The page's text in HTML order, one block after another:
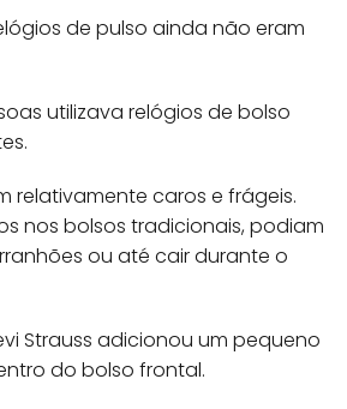
de pulso ainda não eram
utilizava relógios de bolso
relativamente caros e frágeis.
nos bolsos tradicionais, podiam
ou até cair durante o
Strauss adicionou um pequeno
do bolso frontal.